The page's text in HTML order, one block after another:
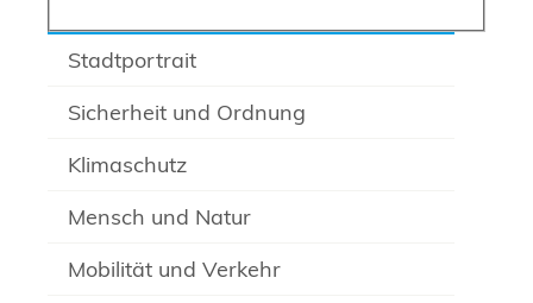
Stadtportrait
Sicherheit und Ordnung
Klimaschutz
Mensch und Natur
Mobilität und Verkehr